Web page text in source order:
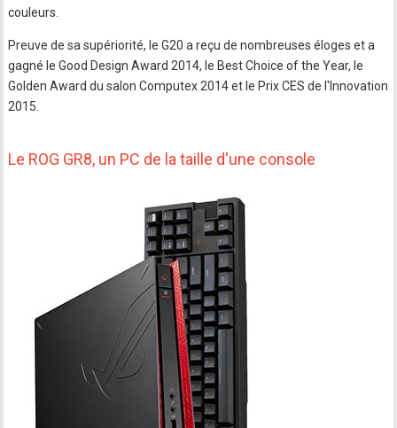
couleurs.
Preuve de sa supériorité, le G20 a reçu de nombreuses éloges et a
gagné le Good Design Award 2014, le Best Choice of the Year, le
Golden Award du salon Computex 2014 et le Prix CES de l'Innovation
2015.
Le ROG GR8, un PC de la taille d'une console